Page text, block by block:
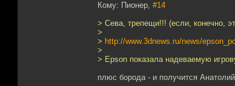
Кому: Пионер, #14
> Сева, трепещи!!! (если, конечно,
>
> http://www.3dnews.ru/news/
>
> Epson показала надеваемую
плюс борода - и получится